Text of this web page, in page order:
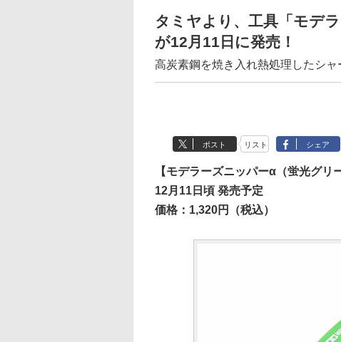
タミヤより、工具「モデ
が12月11日に発売！
高炭素鋼を焼き入れ熱処理したシ
ポスト リスト シェア
【モデラーズニッパーα（蛍光グリ
12月11日頃 発売予定
価格：1,320円（税込）